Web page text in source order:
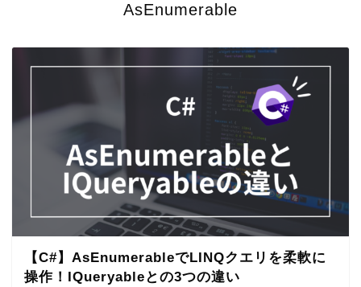
AsEnumerable
【C#】AsEnumerableでLINQクエリを柔軟に
操作！IQueryableとの3つの違い